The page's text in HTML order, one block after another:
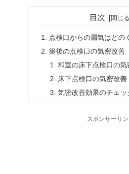
目次
点検口からの漏気はどの
築後の点検口の気密改善
和室の床下点検口の気
床下点検口の気密改善
気密改善効果のチェッ
スポンサーリン